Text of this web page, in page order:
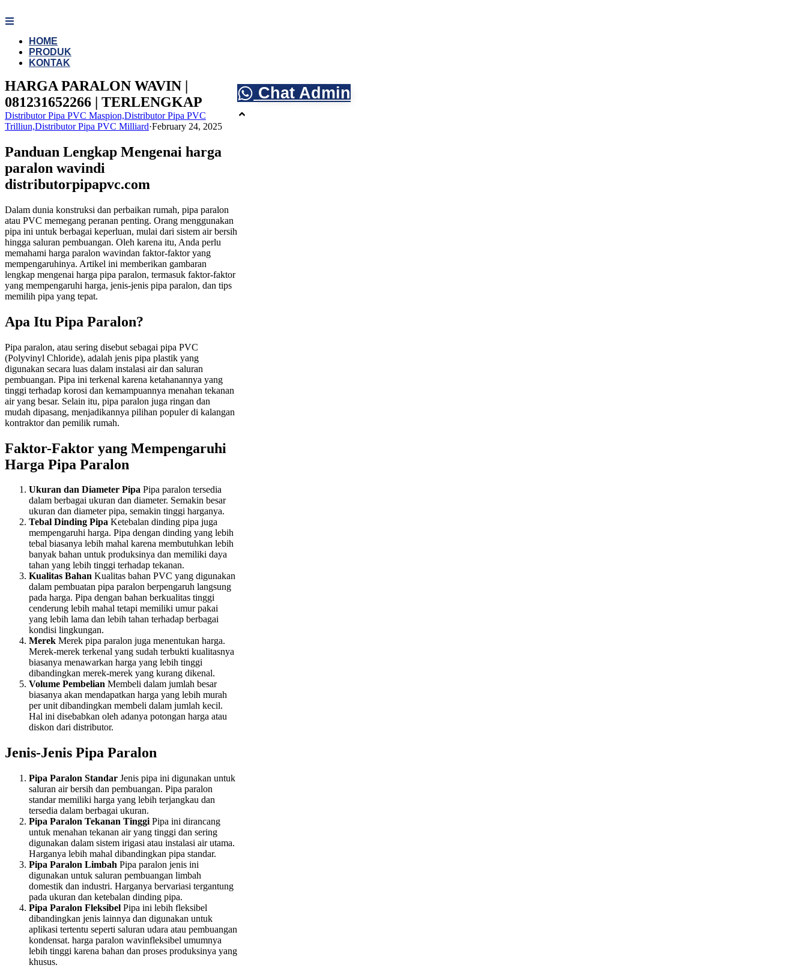
to
HOME
PRODUK
KONTAK
HARGA PARALON WAVIN |
081231652266 | TERLENGKAP
Distributor Pipa PVC Maspion,Distributor Pipa PVC
Trilliun,Distributor Pipa PVC Milliard·February 24, 2025
Panduan Lengkap Mengenai harga
paralon wavindi
distributorpipapvc.com
Dalam dunia konstruksi dan perbaikan rumah, pipa paralon
atau PVC memegang peranan penting. Orang menggunakan
pipa ini untuk berbagai keperluan, mulai dari sistem air bersih
hingga saluran pembuangan. Oleh karena itu, Anda perlu
memahami harga paralon wavindan faktor-faktor yang
mempengaruhinya. Artikel ini memberikan gambaran
lengkap mengenai harga pipa paralon, termasuk faktor-faktor
yang mempengaruhi harga, jenis-jenis pipa paralon, dan tips
memilih pipa yang tepat.
Apa Itu Pipa Paralon?
Pipa paralon, atau sering disebut sebagai pipa PVC
(Polyvinyl Chloride), adalah jenis pipa plastik yang
digunakan secara luas dalam instalasi air dan saluran
pembuangan. Pipa ini terkenal karena ketahanannya yang
tinggi terhadap korosi dan kemampuannya menahan tekanan
air yang besar. Selain itu, pipa paralon juga ringan dan
mudah dipasang, menjadikannya pilihan populer di kalangan
kontraktor dan pemilik rumah.
Faktor-Faktor yang Mempengaruhi
Harga Pipa Paralon
Ukuran dan Diameter Pipa Pipa paralon tersedia
dalam berbagai ukuran dan diameter. Semakin besar
ukuran dan diameter pipa, semakin tinggi harganya.
Tebal Dinding Pipa Ketebalan dinding pipa juga
mempengaruhi harga. Pipa dengan dinding yang lebih
tebal biasanya lebih mahal karena membutuhkan lebih
banyak bahan untuk produksinya dan memiliki daya
tahan yang lebih tinggi terhadap tekanan.
Kualitas Bahan Kualitas bahan PVC yang digunakan
dalam pembuatan pipa paralon berpengaruh langsung
pada harga. Pipa dengan bahan berkualitas tinggi
cenderung lebih mahal tetapi memiliki umur pakai
yang lebih lama dan lebih tahan terhadap berbagai
kondisi lingkungan.
Merek Merek pipa paralon juga menentukan harga.
Merek-merek terkenal yang sudah terbukti kualitasnya
biasanya menawarkan harga yang lebih tinggi
dibandingkan merek-merek yang kurang dikenal.
Volume Pembelian Membeli dalam jumlah besar
biasanya akan mendapatkan harga yang lebih murah
per unit dibandingkan membeli dalam jumlah kecil.
Hal ini disebabkan oleh adanya potongan harga atau
diskon dari distributor.
Jenis-Jenis Pipa Paralon
Pipa Paralon Standar Jenis pipa ini digunakan untuk
saluran air bersih dan pembuangan. Pipa paralon
standar memiliki harga yang lebih terjangkau dan
tersedia dalam berbagai ukuran.
Pipa Paralon Tekanan Tinggi Pipa ini dirancang
untuk menahan tekanan air yang tinggi dan sering
digunakan dalam sistem irigasi atau instalasi air utama.
Harganya lebih mahal dibandingkan pipa standar.
Pipa Paralon Limbah Pipa paralon jenis ini
digunakan untuk saluran pembuangan limbah
domestik dan industri. Harganya bervariasi tergantung
pada ukuran dan ketebalan dinding pipa.
Pipa Paralon Fleksibel Pipa ini lebih fleksibel
dibandingkan jenis lainnya dan digunakan untuk
aplikasi tertentu seperti saluran udara atau pembuangan
kondensat. harga paralon wavinfleksibel umumnya
lebih tinggi karena bahan dan proses produksinya yang
khusus.
Chat Admin